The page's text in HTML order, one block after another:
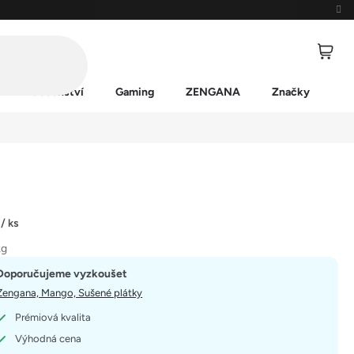
Příslušenství Gaming ZENGANA Značky
/ ks
vyzkoušet
Mango, Sušené plátky
Prémiová kvalita
Výhodná cena